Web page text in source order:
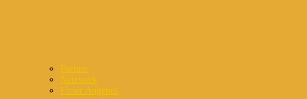
Partner
Netzwerk
Unser Angebot